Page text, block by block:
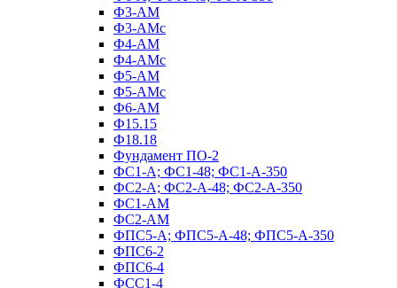
Ф3-АМ
Ф3-АМс
Ф4-АМ
Ф4-АМс
Ф5-АМ
Ф5-АМс
Ф6-АМ
Ф15.15
Ф18.18
Фундамент ПО‑2
ФС1-А; ФС1-48; ФС1-А-350
ФС2-А; ФС2-А-48; ФС2-А-350
ФС1-АМ
ФС2-АМ
ФПС5-А; ФПС5-А-48; ФПС5-А-350
ФПС6-2
ФПС6-4
ФСС1-4